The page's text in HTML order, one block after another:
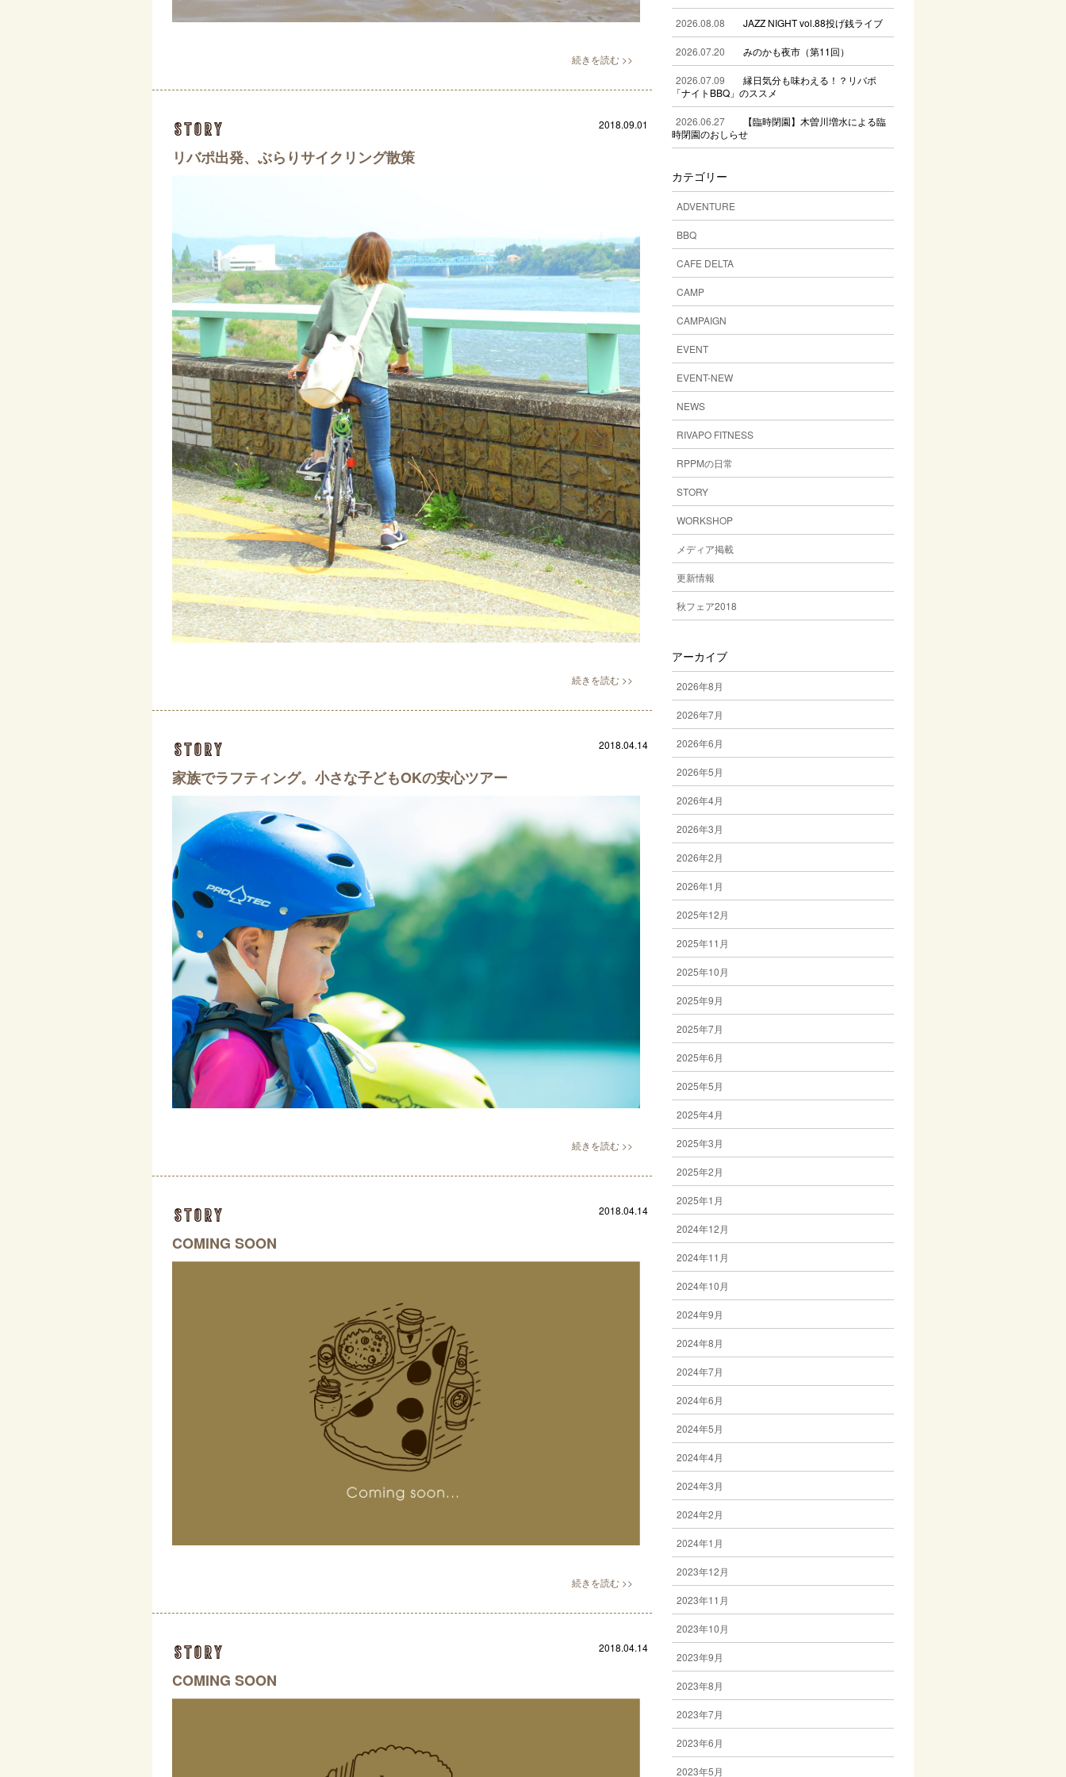
story 2018.09.01
リバポ出発、ぶらりサイクリング散策
story 2018.04.14
家族でラフティング。小さな子どもOKの安心ツアー
story 2018.04.14
COMING SOON
story 2018.04.14
COMING SOON
2026.08.08 JAZZ NIGHT vol.88投げ銭ライブ
2026.07.20 みのかも夜市（第11回）
2026.07.09
縁日気分も味わえる！？リバポ
「ナイトBBQ」のススメ
2026.06.27
【臨時閉園】木曽川増水による臨
時閉園のおしらせ
カテゴリー
ADVENTURE
BBQ
CAFE DELTA
CAMP
CAMPAIGN
EVENT
EVENT-NEW
NEWS
RIVAPO FITNESS
RPPMの日常
STORY
WORKSHOP
メディア掲載
更新情報
秋フェア2018
アーカイブ
2026年8月
2026年7月
2026年6月
2026年5月
2026年4月
2026年3月
2026年2月
2026年1月
2025年12月
2025年11月
2025年10月
2025年9月
2025年7月
2025年6月
2025年5月
2025年4月
2025年3月
2025年2月
2025年1月
2024年12月
2024年11月
2024年10月
2024年9月
2024年8月
2024年7月
2024年6月
2024年5月
2024年4月
2024年3月
2024年2月
2024年1月
2023年12月
2023年11月
2023年10月
2023年9月
2023年8月
2023年7月
2023年6月
2023年5月